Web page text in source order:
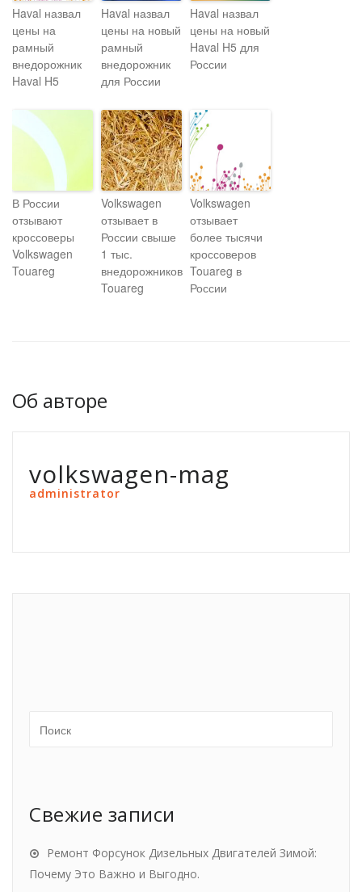
Haval назвал
цены на
рамный
внедорожник
Haval H5
Haval назвал
цены на новый
рамный
внедорожник
для России
Haval назвал
цены на новый
Haval H5 для
России
В России
отзывают
кроссоверы
Volkswagen
Touareg
Volkswagen
отзывает в
России свыше
1 тыс.
внедорожников
Touareg
Volkswagen
отзывает
более тысячи
кроссоверов
Touareg в
России
Об авторе
volkswagen-mag
administrator
Свежие записи
Ремонт Форсунок Дизельных Двигателей Зимой:
Почему Это Важно и Выгодно.